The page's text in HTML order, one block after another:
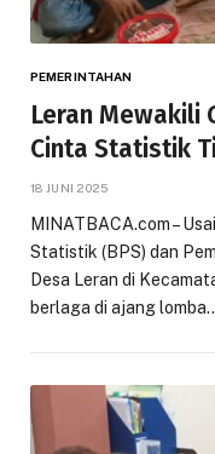
PEMERINTAHAN
Leran Mewakili
Cinta Statistik
18 JUNI 2025
MINATBACA.com –
Statistik (BPS) dan
Desa Leran di
berlaga di ajang